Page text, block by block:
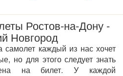
Ростов-на-Дону -
Новгород
самолет каждый из нас хочет
но для этого следует знать
на билет. У каждой